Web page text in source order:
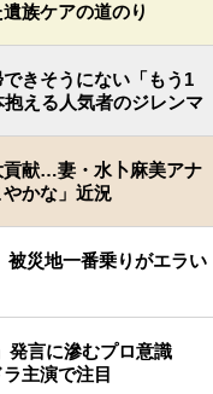
族ケアの道のり
きそうにない「もう1
える人気者のジレンマ
貢献…妻・水卜麻美アナ
かな」近況
被災地一番乗りがエラい
発言に滲むプロ意識
主演で注目